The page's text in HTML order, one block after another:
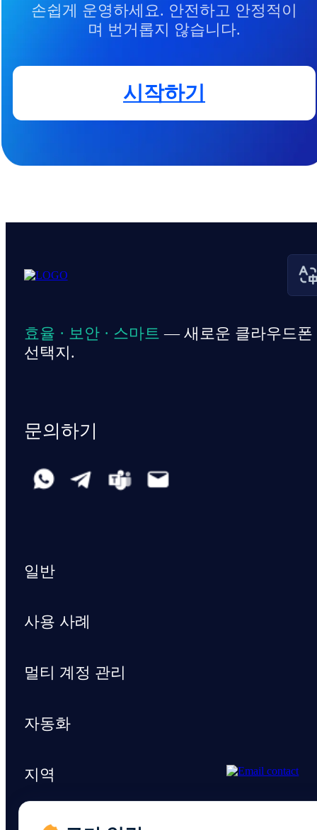
손쉽게 운영하세요. 안전하고 안정적이
며 번거롭지 않습니다.
시작하기
효율 · 보안 · 스마트 — 새로운 클라우드폰
선택지.
문의하기
일반
사용 사례
멀티 계정 관리
자동화
지역
지원 및 리소스